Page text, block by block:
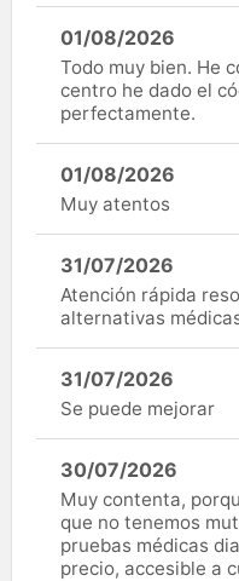
01/08/2026
Todo muy bien. He
centro he dado el
perfectamente.
01/08/2026
Muy atentos
31/07/2026
Atención rápida
alternativas
31/07/2026
Se puede mejorar
30/07/2026
Muy contenta,
que no tenemos
pruebas médicas
precio, accesible a